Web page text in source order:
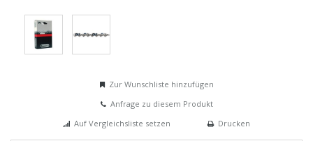
Zur Wunschliste hinzufügen
Anfrage zu diesem Produkt
Auf Vergleichsliste setzen
Drucken